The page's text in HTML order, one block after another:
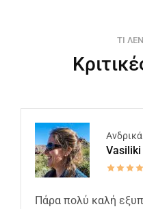
ΤΙ
Ανδρικά
Vasiliki
Πάρα πολύ καλή